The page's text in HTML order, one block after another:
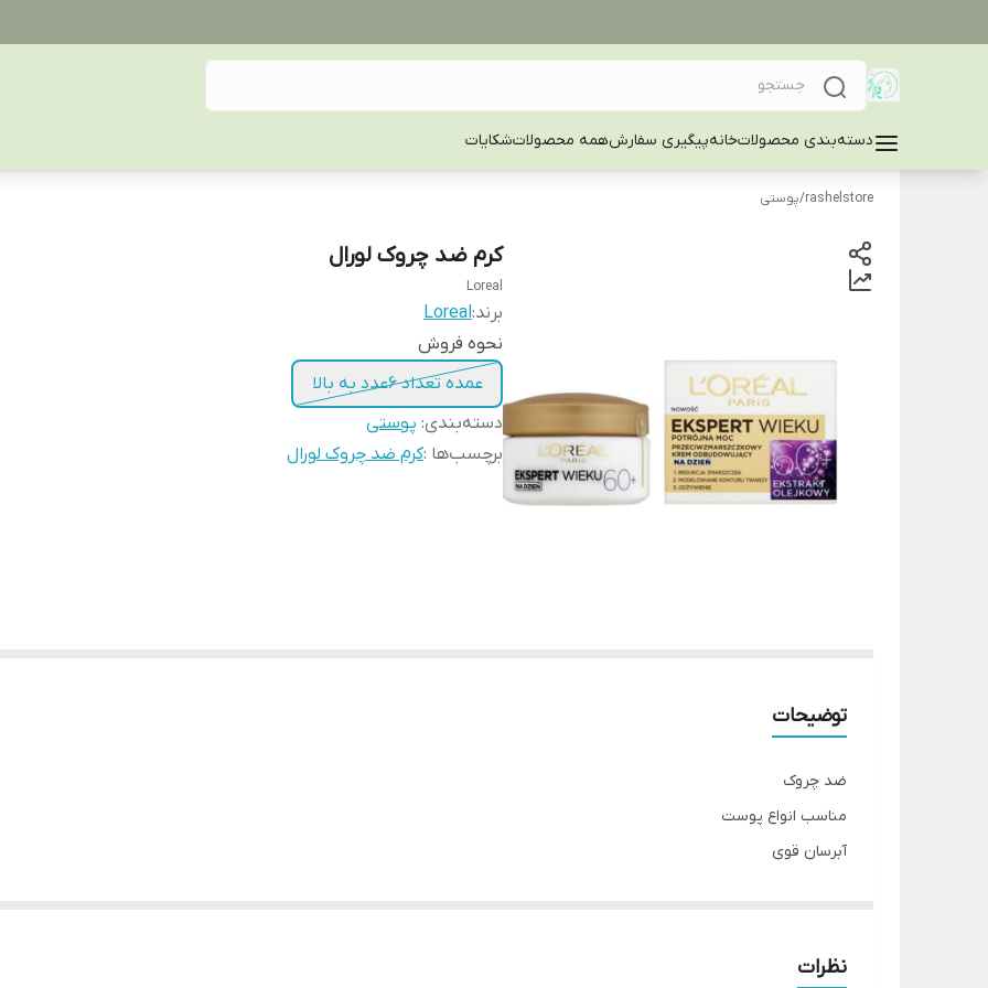
دسته‌بندی محصولاتخانهپیگیری سفارشهمه محصولاتشکایات
rashelstore
/پوستی
کرم ضد چروک لورال
Loreal
برند:Loreal
نحوه فروش
عمده تعداد 6عدد به بالا
دسته‌بندی: پوستی
برچسب‌ها :کرم ضد چروک لورال
توضیحات
ضد چروک
مناسب انواع پوست
آبرسان قوی
نظرات